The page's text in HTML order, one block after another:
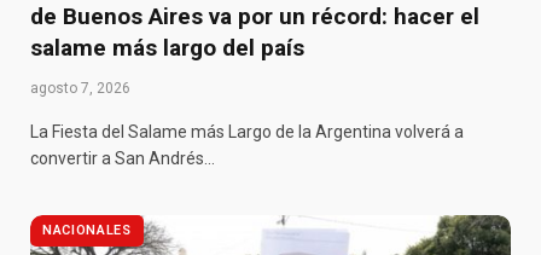
de Buenos Aires va por un récord: hacer el
salame más largo del país
agosto 7, 2026
La Fiesta del Salame más Largo de la Argentina volverá a
convertir a San Andrés…
NACIONALES